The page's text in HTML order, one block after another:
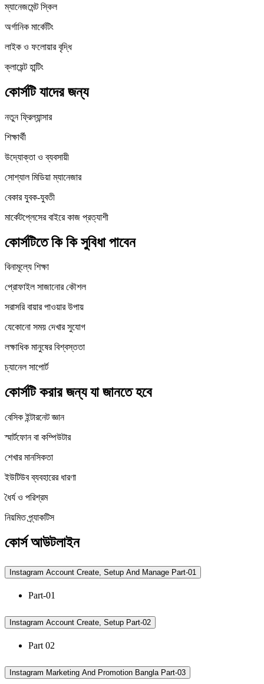
ম্যানেজমেন্ট স্কিল
অর্গানিক মার্কেটিং
লাইক ও ফলোয়ার বৃদ্ধি
ক্লায়েন্ট হান্টিং
কোর্সটি যাদের জন্য
নতুন ফ্রিল্যান্সার
শিক্ষার্থী
উদ্যোক্তা ও ব্যবসায়ী
সোশ্যাল মিডিয়া ম্যানেজার
বেকার যুবক-যুবতী
মার্কেটপ্লেসের বাইরে কাজ প্রত্যাশী
কোর্সটিতে কি কি সুবিধা পাবেন
বিনামূল্যে শিক্ষা
প্রোফাইল সাজানোর কৌশল
সরাসরি বায়ার পাওয়ার উপায়
যেকোনো সময় দেখার সুযোগ
লক্ষাধিক মানুষের বিশ্বস্ততা
চ্যানেল সাপোর্ট
কোর্সটি করার জন্য যা জানতে হবে
বেসিক ইন্টারনেট জ্ঞান
স্মার্টফোন বা কম্পিউটার
শেখার মানসিকতা
ইউটিউব ব্যবহারের ধারণা
ধৈর্য ও পরিশ্রম
নিয়মিত প্র্যাকটিস
কোর্স আউটলাইন
Instagram Account Create, Setup And Manage Part-01
Part-01
Instagram Account Create, Setup Part-02
Part 02
Instagram Marketing And Promotion Bangla Part-03